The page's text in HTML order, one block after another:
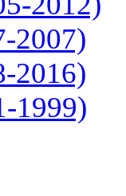
2007)
2016)
1999)